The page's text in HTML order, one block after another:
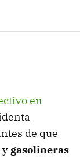
en
de que
y gasolineras